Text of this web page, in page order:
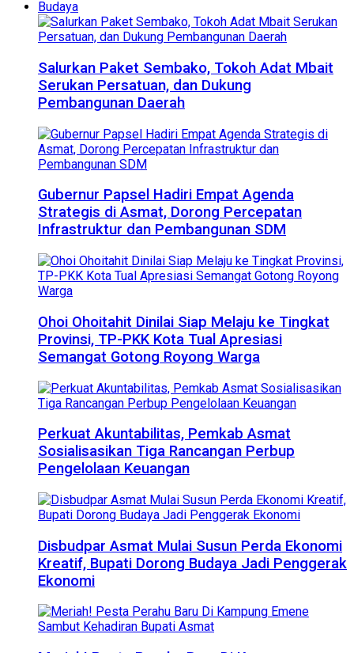
Budaya
Salurkan Paket Sembako, Tokoh Adat Mbait
Serukan Persatuan, dan Dukung
Pembangunan Daerah
Gubernur Papsel Hadiri Empat Agenda
Strategis di Asmat, Dorong Percepatan
Infrastruktur dan Pembangunan SDM
Ohoi Ohoitahit Dinilai Siap Melaju ke Tingkat
Provinsi, TP-PKK Kota Tual Apresiasi
Semangat Gotong Royong Warga
Perkuat Akuntabilitas, Pemkab Asmat
Sosialisasikan Tiga Rancangan Perbup
Pengelolaan Keuangan
Disbudpar Asmat Mulai Susun Perda Ekonomi
Kreatif, Bupati Dorong Budaya Jadi Penggerak
Ekonomi